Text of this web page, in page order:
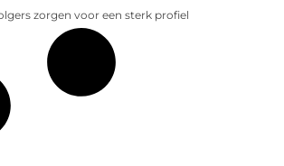
zorgen voor een sterk profiel